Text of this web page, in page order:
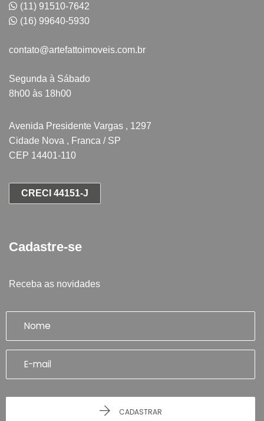
(11) 91510-7642
(16) 99640-5930
contato@artefattoimoveis.com.br
Segunda à Sábado
8h00 às 18h00
Avenida Presidente Vargas , 1297
Cidade Nova , Franca / SP
CEP 14401-110
CRECI 44151-J
Cadastre-se
Receba as novidades
CADASTRAR